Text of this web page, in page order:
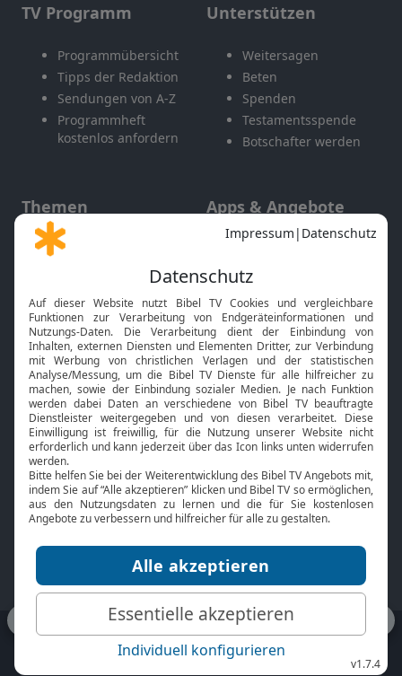
TV Programm
Programmübersicht
Tipps der Redaktion
Sendungen von A-Z
Programmheft
kostenlos anfordern
Unterstützen
Weitersagen
Beten
Spenden
Testamentsspende
Botschafter werden
Themen
Gott und Bibel erklärt
Neuigkeiten
Apps & Angebote
Mobile App
Smart TV
HbbTV
Bibelthek Online-Bibel
Nächster Gottesdienst
Bibel TV
Über uns
Jobs
Mediadaten
Service
Kontakt
TV-Empfang
bibeltv.de: Impressum
Datenschutz
Nutzungsbedingungen